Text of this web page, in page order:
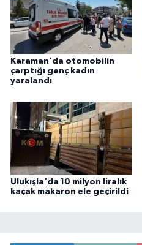
Karaman'da otomobilin
çarptığı genç kadın
yaralandı
Ulukışla'da 10 milyon liralık
kaçak makaron ele geçirildi